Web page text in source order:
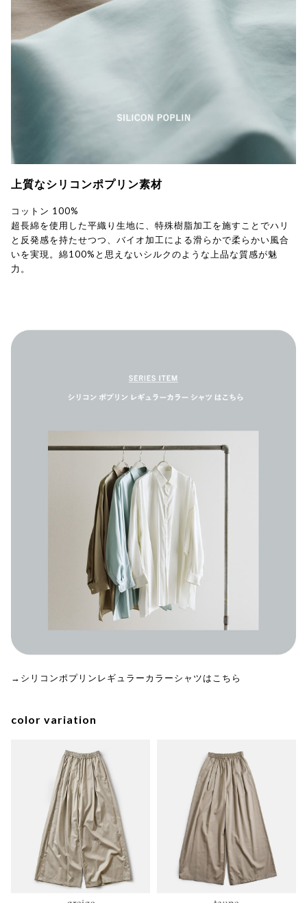
上質なシリコンポプリン素材
コットン 100%
超長綿を使用した平織り生地に、特殊樹脂加工を施すことでハリ
と反発感を持たせつつ、バイオ加工による滑らかで柔らかい風合
いを実現。綿100%と思えないシルクのような上品な質感が魅
力。
→シリコンポプリンレギュラーカラーシャツはこちら
color variation